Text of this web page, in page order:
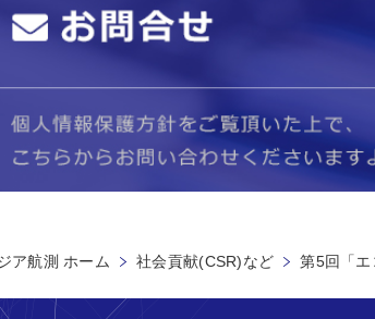
ア航測 ホーム 社会貢献(CSR)など 第5回「